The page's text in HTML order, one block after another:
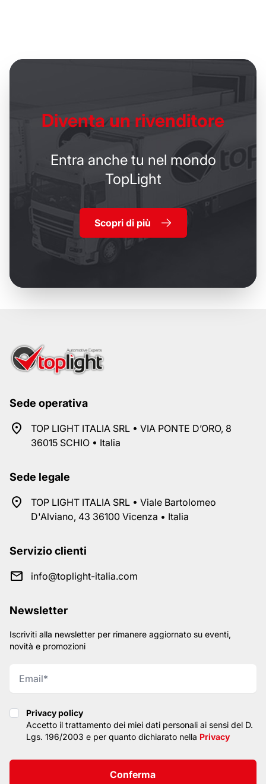
Diventa un rivenditore
Entra anche tu nel mondo
TopLight
Scopri di più
Sede operativa
TOP LIGHT ITALIA SRL • VIA PONTE D’ORO, 8
36015 SCHIO • Italia
Sede legale
TOP LIGHT ITALIA SRL • Viale Bartolomeo
D'Alviano, 43 36100 Vicenza • Italia
Servizio clienti
info@toplight-italia.com
Newsletter
Iscriviti alla newsletter per rimanere aggiornato su eventi,
novità e promozioni
Privacy policy
Privacy policy
Accetto il trattamento dei miei dati personali ai sensi del D.
Lgs. 196/2003 e per quanto dichiarato nella Privacy
Conferma